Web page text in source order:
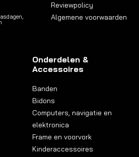
Reviewpolicy
Algemene voorwaarden
Onderdelen &
Accessoires
Banden
Bidons
Computers, navigatie en
elektronica
Frame en voorvork
Kinderaccessoires